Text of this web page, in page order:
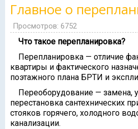
Главное о
Просмотров: 6752
Что такое перепланировка?
Перепланировка — отличие
квартиры и фактического
поэтажного плана БРТИ и
Переоборудование — замена,
перестановка сантехнических
стояков горячего, холодного
канализации.